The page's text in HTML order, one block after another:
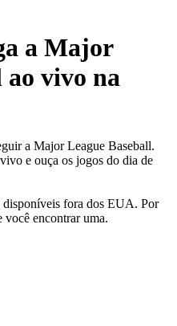
a Major
ao vivo na
a Major League Baseball.
e ouça os jogos do dia de
disponíveis fora dos EUA. Por
você encontrar uma.